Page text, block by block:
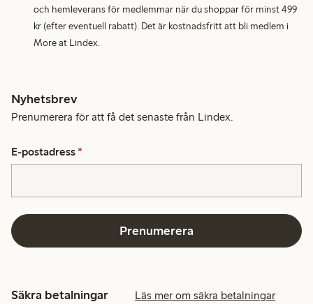
och hemleverans för medlemmar när du shoppar för minst 499
kr (efter eventuell rabatt). Det är kostnadsfritt att bli medlem i
More at Lindex.
Nyhetsbrev
Prenumerera för att få det senaste från Lindex.
E-postadress *
Prenumerera
Säkra betalningar Läs mer om säkra betalningar